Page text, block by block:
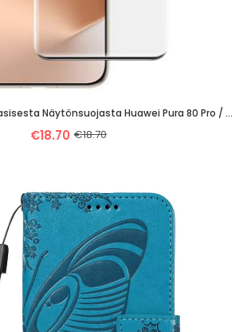
Imak Karkaistusta Lasisesta Näytönsuojasta Huawei Pura 80 Pro / Pura 80 Ultra -puhelimelle
€18.70 €18.70